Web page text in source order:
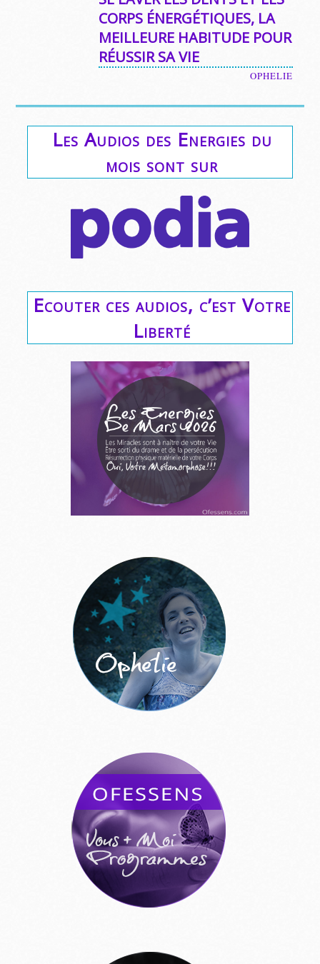
CORPS ÉNERGÉTIQUES, LA
MEILLEURE HABITUDE POUR
RÉUSSIR SA VIE
OPHELIE
Les Audios des Energies du
mois sont sur
Ecouter ces audios, c’est Votre
Liberté